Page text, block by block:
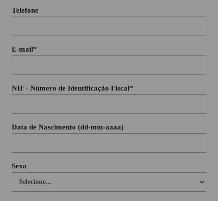
Telefone
E-mail*
NIF - Número de Identificação Fiscal*
Data de Nascimento (dd-mm-aaaa)
Sexo